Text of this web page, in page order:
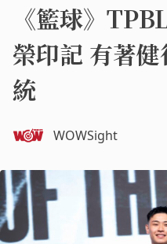
《籃球》
榮印記 有著
統
WOWSight